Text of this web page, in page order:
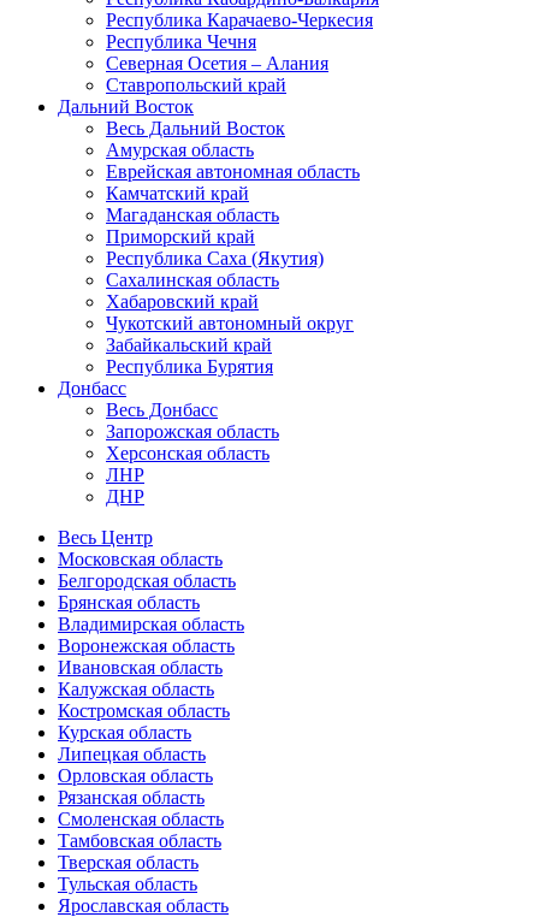
Республика Карачаево-Черкесия
Республика Чечня
Северная Осетия – Алания
Ставропольский край
Дальний Восток
Весь Дальний Восток
Амурская область
Еврейская автономная область
Камчатский край
Магаданская область
Приморский край
Республика Саха (Якутия)
Сахалинская область
Хабаровский край
Чукотский автономный округ
Забайкальский край
Республика Бурятия
Донбасс
Весь Донбасс
Запорожская область
Херсонская область
ЛНР
ДНР
Весь Центр
Московская область
Белгородская область
Брянская область
Владимирская область
Воронежская область
Ивановская область
Калужская область
Костромская область
Курская область
Липецкая область
Орловская область
Рязанская область
Смоленская область
Тамбовская область
Тверская область
Тульская область
Ярославская область